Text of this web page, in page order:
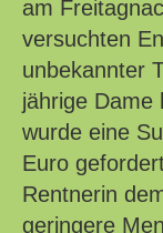
am
versuchten
unbekannter
jährige Dame
wurde eine
Euro
Rentnerin
geringere